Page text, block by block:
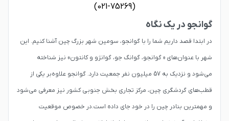
(021-75269)
گوانجو در یک نگاه
در ابتدا قصد داریم شما را با گوانجو، سومین شهر بزرگ چین آشنا کنیم. این
شهر با عنوان‌های « گوانجو، گوانگ جو، گوانژو و کانتون» نیز شناخته
می‌شود و نزدیک به 57 میلیون نفر جمعیت دارد. گوانجو علاوه‌بر یکی از
قطب‌های گردشگری چین، مرکز تجاری بخش جنوبی کشور نیز معرفی می‌شود
و مهمترین بنادر چین را در خود جای داده است.در خصوص موقعیت